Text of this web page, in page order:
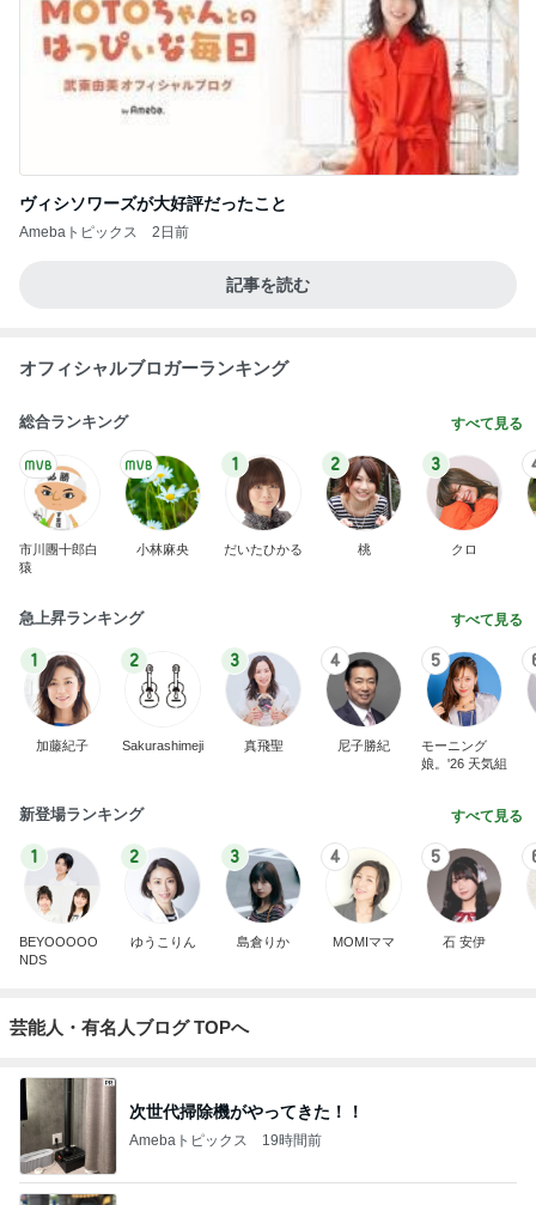
ヴィシソワーズが大好評だったこと
Amebaトピックス 2日前
記事を読む
オフィシャルブロガーランキング
総合ランキング すべて見る
市川團十郎白
猿
小林麻央
1
だいたひかる
2
桃
3
クロ
急上昇ランキング すべて見る
1
加藤紀子
2
Sakurashimeji
3
真飛聖
4
尼子勝紀
5
モーニング
娘。'26 天気組
新登場ランキング すべて見る
1
BEYOOOOO
NDS
2
ゆうこりん
3
島倉りか
4
MOMIママ
5
石 安伊
芸能人・有名人ブログ TOPへ
次世代掃除機がやってきた！！
Amebaトピックス 19時間前